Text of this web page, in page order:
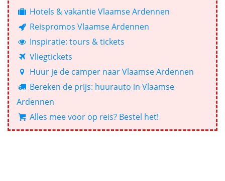
Hotels & vakantie Vlaamse Ardennen
Reispromos Vlaamse Ardennen
Inspiratie: tours & tickets
Vliegtickets
Huur je de camper naar Vlaamse Ardennen
Bereken de prijs: huurauto in Vlaamse
Ardennen
Alles mee voor op reis? Bestel het!